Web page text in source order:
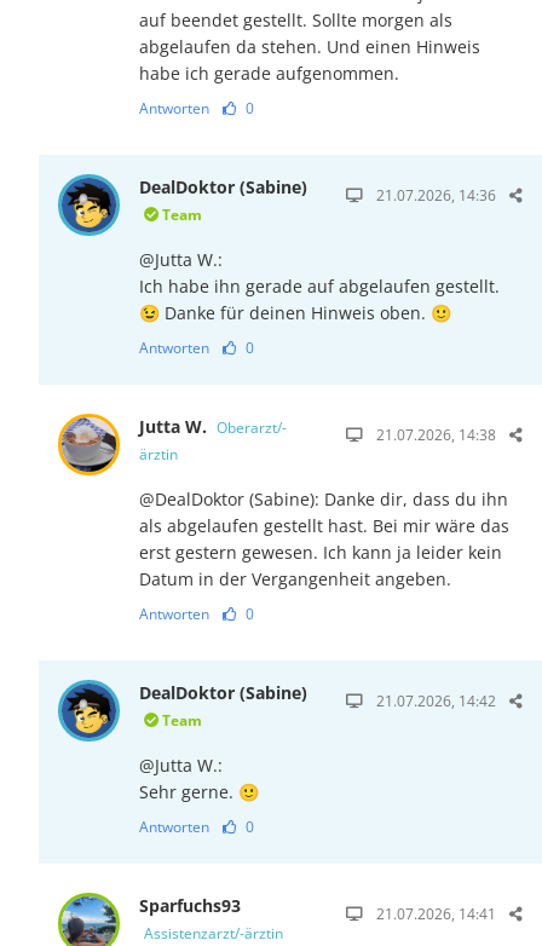
auf beendet gestellt. Sollte morgen als
abgelaufen da stehen. Und einen Hinweis
habe ich gerade aufgenommen.
Antworten 0
DealDoktor (Sabine)
Team
21.07.2026, 14:36
@Jutta W.:
Ich habe ihn gerade auf abgelaufen gestellt.
😉 Danke für deinen Hinweis oben. 🙂
Antworten 0
Jutta W. Oberarzt/-
ärztin
21.07.2026, 14:38
@DealDoktor (Sabine): Danke dir, dass du ihn
als abgelaufen gestellt hast. Bei mir wäre das
erst gestern gewesen. Ich kann ja leider kein
Datum in der Vergangenheit angeben.
Antworten 0
DealDoktor (Sabine)
Team
21.07.2026, 14:42
@Jutta W.:
Sehr gerne. 🙂
Antworten 0
Sparfuchs93
Assistenzarzt/-ärztin
21.07.2026, 14:41